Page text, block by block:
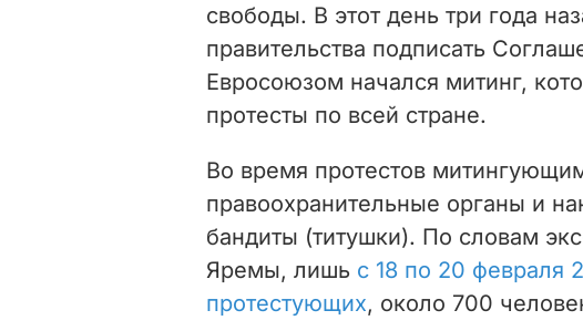
свободы. В этот день три года
правительства подписать
Евросоюзом начался митинг,
протесты по всей стране.
Во время протестов
правоохранительные органы и
бандиты (титушки). По словам
Яремы, лишь с 18 по 20 февраля
протестующих, около 700